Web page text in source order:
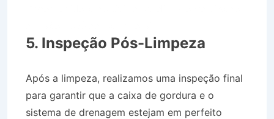
5. Inspeção Pós-Limpeza
Após a limpeza, realizamos uma inspeção final
para garantir que a caixa de gordura e o
sistema de drenagem estejam em perfeito